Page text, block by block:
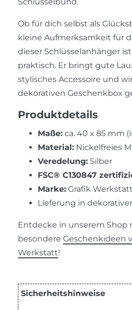
Ob für dich selbst als
kleine Aufmerksamkeit für
dieser Schlüsselanhänger
praktisch. Er bringt gute
stylisches Accessoire und
dekorativen Geschenkbox
Produktdetails
Maße: ca. 40 x 85 mm
Material: Nickelfreies
Veredelung: Silber
FSC® C130847
Marke: Grafik Werkstatt
Lieferung in
Entdecke in unserem Shop
besondere Geschenkideen
Werkstatt!
Sicherheitshinweise